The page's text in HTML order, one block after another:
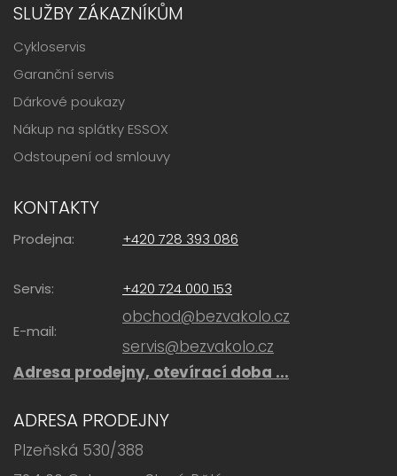
SLUŽBY ZÁKAZNÍKŮM
Cykloservis
Garanční servis
Dárkové poukazy
Nákup na splátky ESSOX
Odstoupení od smlouvy
KONTAKTY
Prodejna: +420 728 393 086
Servis: +420 724 000 153
E-mail:
obchod@bezvakolo.cz
servis@bezvakolo.cz
Adresa prodejny, otevírací doba ...
ADRESA PRODEJNY
Plzeňská 530/388